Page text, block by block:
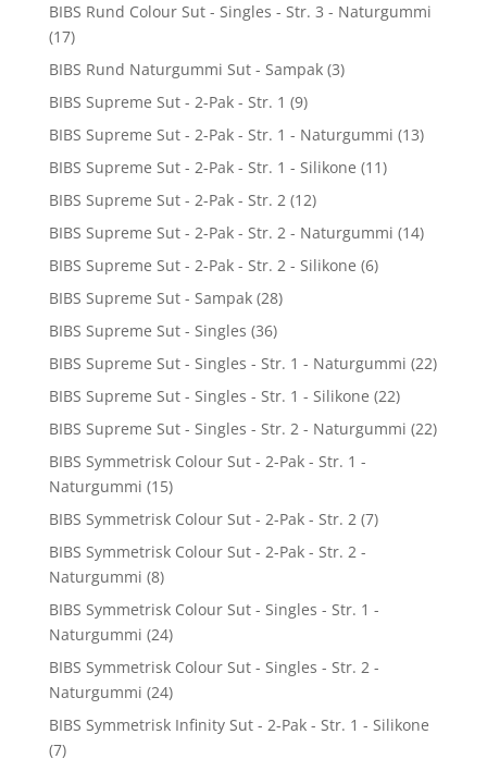
BIBS Rund Colour Sut - Singles - Str. 3 - Naturgummi
(17)
BIBS Rund Naturgummi Sut - Sampak (3)
BIBS Supreme Sut - 2-Pak - Str. 1 (9)
BIBS Supreme Sut - 2-Pak - Str. 1 - Naturgummi (13)
BIBS Supreme Sut - 2-Pak - Str. 1 - Silikone (11)
BIBS Supreme Sut - 2-Pak - Str. 2 (12)
BIBS Supreme Sut - 2-Pak - Str. 2 - Naturgummi (14)
BIBS Supreme Sut - 2-Pak - Str. 2 - Silikone (6)
BIBS Supreme Sut - Sampak (28)
BIBS Supreme Sut - Singles (36)
BIBS Supreme Sut - Singles - Str. 1 - Naturgummi (22)
BIBS Supreme Sut - Singles - Str. 1 - Silikone (22)
BIBS Supreme Sut - Singles - Str. 2 - Naturgummi (22)
BIBS Symmetrisk Colour Sut - 2-Pak - Str. 1 -
Naturgummi (15)
BIBS Symmetrisk Colour Sut - 2-Pak - Str. 2 (7)
BIBS Symmetrisk Colour Sut - 2-Pak - Str. 2 -
Naturgummi (8)
BIBS Symmetrisk Colour Sut - Singles - Str. 1 -
Naturgummi (24)
BIBS Symmetrisk Colour Sut - Singles - Str. 2 -
Naturgummi (24)
BIBS Symmetrisk Infinity Sut - 2-Pak - Str. 1 - Silikone
(7)